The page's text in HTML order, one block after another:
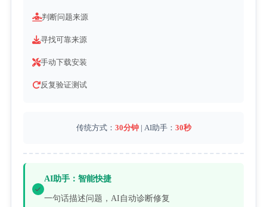
判断问题来源
寻找可靠来源
手动下载安装
反复验证测试
传统方式： 30分钟| AI助手： 30秒
AI助手：智能快捷
一句话描述问题，AI自动诊断修复